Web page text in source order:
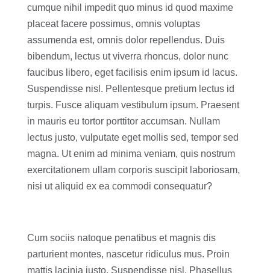
cumque nihil impedit quo minus id quod maxime
placeat facere possimus, omnis voluptas
assumenda est, omnis dolor repellendus. Duis
bibendum, lectus ut viverra rhoncus, dolor nunc
faucibus libero, eget facilisis enim ipsum id lacus.
Suspendisse nisl. Pellentesque pretium lectus id
turpis. Fusce aliquam vestibulum ipsum. Praesent
in mauris eu tortor porttitor accumsan. Nullam
lectus justo, vulputate eget mollis sed, tempor sed
magna. Ut enim ad minima veniam, quis nostrum
exercitationem ullam corporis suscipit laboriosam,
nisi ut aliquid ex ea commodi consequatur?
Cum sociis natoque penatibus et magnis dis
parturient montes, nascetur ridiculus mus. Proin
mattis lacinia justo. Suspendisse nisl. Phasellus